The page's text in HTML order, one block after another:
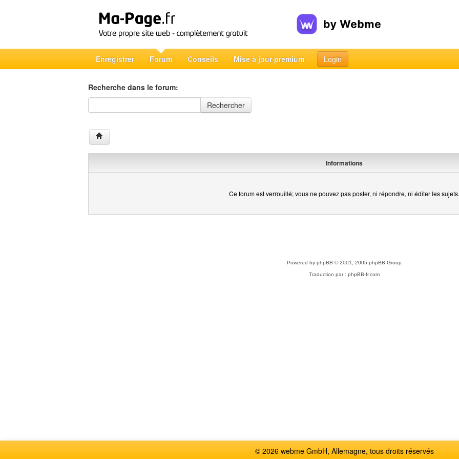
Enregistrer Forum Conseils Mise à jour premium Login
Recherche dans le forum:
Recherche dans le forum
Rechercher
Informations
Ce forum est verrouillé; vous ne pouvez pas poster, ni répondre, ni éditer les sujets.
Powered by phpBB © 2001, 2005 phpBB Group
Traduction par : phpBB-fr.com
© 2026 webme GmbH, Allemagne, tous droits réservés